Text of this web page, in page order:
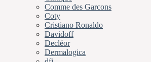
Comme des Garcons
Coty
Cristiano Ronaldo
Davidoff
Decléor
Dermalogica